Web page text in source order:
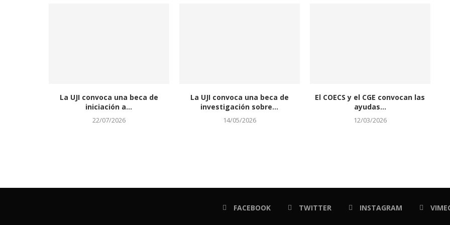
La UJI convoca una beca de
iniciación a...
22/07/2026
La UJI convoca una beca de
investigación sobre...
14/05/2026
El COECS y el CGE convocan las
ayudas...
12/03/2026
FACEBOOK TWITTER INSTAGRAM